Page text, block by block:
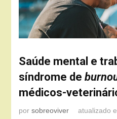
Saúde mental e
síndrome de
médicos-
porsobreoviver atualizado